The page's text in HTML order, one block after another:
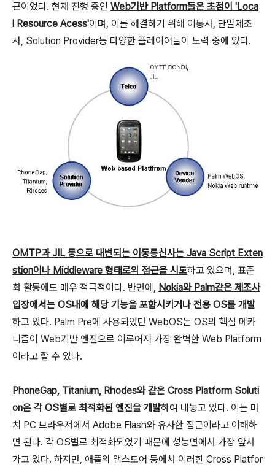
근이었다. 현재 진행 중인 Web기반 Platform들은 초점이 'Loca
l Resource Acess'이며, 이를 해결하기 위해 이통사, 단말제조
사, Solution Provider등 다양한 플레이어들이 노력 중에 있다.
OMTP과 JIL 등으로 대변되는 이동통신사는 Java Script Exten
stion이나 Middleware 형태로의 접근을 시도하고 있으며, 표준
화 활동에도 매우 적극적이다. 반면에, Nokia와 Palm같은 제조사
입장에서는 OS내에 해당 기능을 포함시키거나 전용 OS를 개발
하고 있다. Palm Pre에 사용되었던 WebOS는 OS의 핵심 메카
니즘이 Web기반 엔진으로 이루어져 가장 완벽한 Web Platform
이라고 할 수 있다.
PhoneGap, Titanium, Rhodes와 같은 Cross Platform Soluti
on은 각 OS별로 최적화된 엔진을 개발하여 내놓고 있다. 이는 마
치 PC 브라우저에서 Adobe Flash와 유사한 접근이라고 이해하
면 된다. 각 OS별로 최적화되었기 때문에 성능면에서 가장 앞서
가고 있다. 하지만, 애플의 앱스토어 등에서 이러한 Cross Platfor